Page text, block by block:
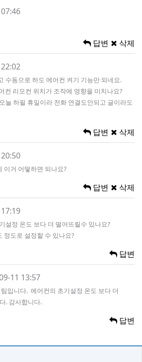
답변 삭제
수동으로 하도 에어컨 켜기 기능만 되네요.
컨 리모컨 위치가 조작에 영향을 미치나요?
늘 하필 휴일이라 전화 연결도안되고 글이라도
답변 삭제
이거 어떻하면 되나요?
답변 삭제
설정 온도 보다 더 떨어뜨릴수 있나요?
정도로 설정할 수 있나요?
답변
11 13:57
입니다. 에어컨의 초기설정 온도 보다 더
. 감사합니다.
답변